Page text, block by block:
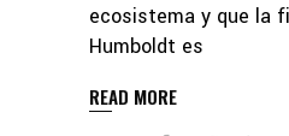
ecosistema y que la
Humboldt es
READ MORE